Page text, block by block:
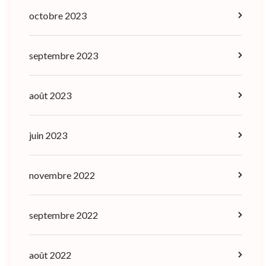
octobre 2023
septembre 2023
août 2023
juin 2023
novembre 2022
septembre 2022
août 2022